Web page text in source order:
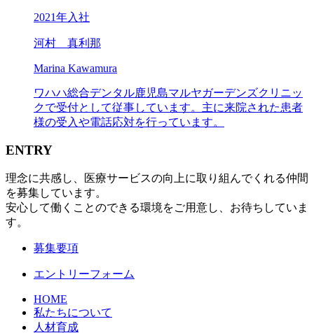
2021年入社
河村 真利那
Marina Kawamura
ワハハ総合デンタル鹿児島マルヤガーデンズクリニッ
クで受付として従事しています。主に来院された患者
様の受入や電話応対を行っています。
ENTRY
理念に共感し、医療サービスの向上に取り組んでくれる仲間
を募集しています。
安心して働くことのできる環境をご用意し、お待ちしていま
す。
募集要項
エントリーフォーム
HOME
私たちについて
人材育成